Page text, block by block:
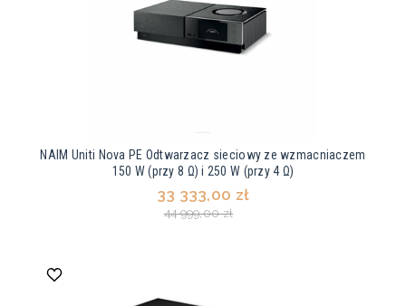
NAIM Uniti Nova PE Odtwarzacz sieciowy ze wzmacniaczem
150 W (przy 8 Ω) i 250 W (przy 4 Ω)
33 333,00 zł
44 999,00 zł